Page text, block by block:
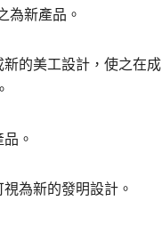
為新產品。
的美工設計，使之在成
。
為新的發明設計。